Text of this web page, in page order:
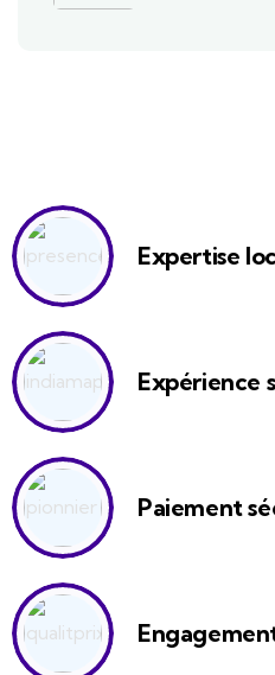
Expertise
Expérience
Paiement